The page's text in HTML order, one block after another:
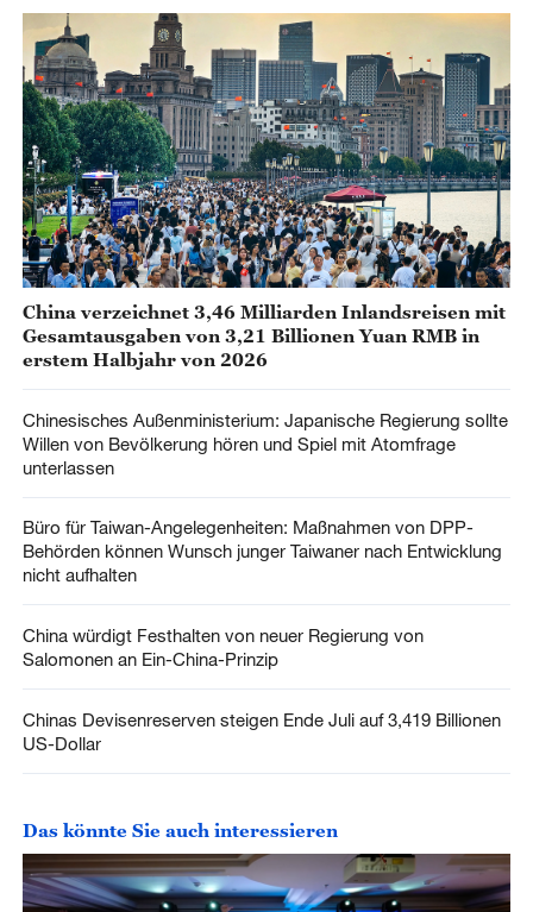
China verzeichnet 3,46 Milliarden Inlandsreisen mit
Gesamtausgaben von 3,21 Billionen Yuan RMB in
erstem Halbjahr von 2026
Chinesisches Außenministerium: Japanische Regierung sollte
Willen von Bevölkerung hören und Spiel mit Atomfrage
unterlassen
Büro für Taiwan-Angelegenheiten: Maßnahmen von DPP-
Behörden können Wunsch junger Taiwaner nach Entwicklung
nicht aufhalten
China würdigt Festhalten von neuer Regierung von
Salomonen an Ein-China-Prinzip
Chinas Devisenreserven steigen Ende Juli auf 3,419 Billionen
US-Dollar
Das könnte Sie auch interessieren